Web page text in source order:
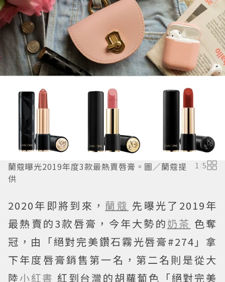
蘭蔻曝光2019年度3款最熱賣唇膏。圖／蘭蔻提
供
1/5
2020年即將到來， 蘭蔻 先曝光了2019年
最熱賣的3款唇膏，今年大勢的奶茶 色奪
冠，由「絕對完美鑽石霧光唇膏#274」拿
下年度唇膏銷售第一名，第二名則是從大
陸小紅書 紅到台灣的胡蘿蔔色「絕對完美